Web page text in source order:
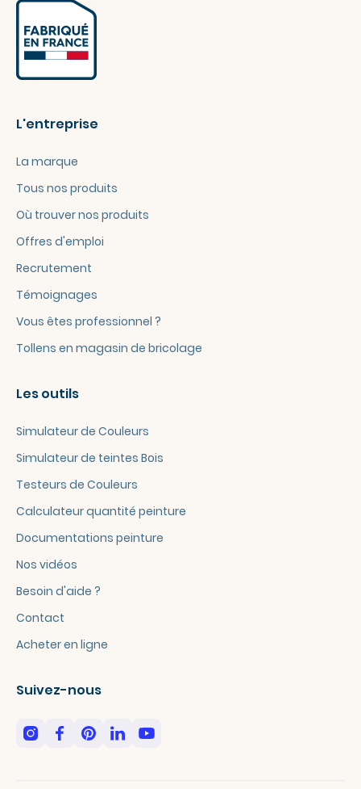
L'entreprise
La marque
Tous nos produits
Où trouver nos produits
Offres d'emploi
Recrutement
Témoignages
Vous êtes professionnel ?
Tollens en magasin de bricolage
Les outils
Simulateur de Couleurs
Simulateur de teintes Bois
Testeurs de Couleurs
Calculateur quantité peinture
Documentations peinture
Nos vidéos
Besoin d'aide ?
Contact
Acheter en ligne
Suivez-nous